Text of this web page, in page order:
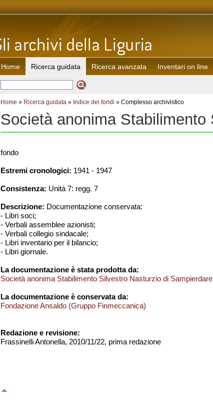
Home Ricerca guidata Ricerca avanzata Inventari on line
Home » Ricerca guidata » Indice dei fondi » Complesso archivistico
Società anonima
fondo
Estremi cronologici: 1941 - 1947
Consistenza: Unità 7: regg. 7
Descrizione: Documentazione conservata:
- Libri soci;
- Verbali assemblee azionisti;
- Verbali collegio sindacale;
- Libri inventario per il bilancio;
- Libri giornale.
La documentazione è stata prodotta da:
Società anonima Stabilimento Silvestro Nasturzio di
La documentazione è conservata da:
Fondazione Ansaldo (Gruppo Finmeccanica)
Redazione e revisione:
Frassinelli Antonella, 2010/11/22, prima redazione